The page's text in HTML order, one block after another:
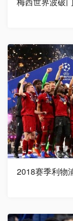
2018赛季利物